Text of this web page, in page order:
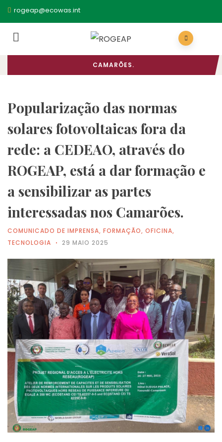
rogeap@ecowas.int
FOTOVOLTAICAS FORA DA REDE: A CEDEAO,
ATRAVÉS DO ROGEAP, ESTÁ A DAR FORMAÇÃO E
CAMARÕES.
Popularização das normas
solares fotovoltaicas fora da
rede: a CEDEAO, através do
ROGEAP, está a dar formação e
a sensibilizar as partes
interessadas nos Camarões.
COMUNICADO DE IMPRENSA, FORMAÇÃO, OFICINA,
TECNOLOGIA
29 MAIO 2025